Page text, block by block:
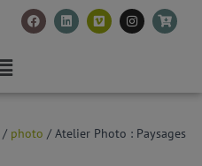
/ photo / Atelier Photo : Paysages